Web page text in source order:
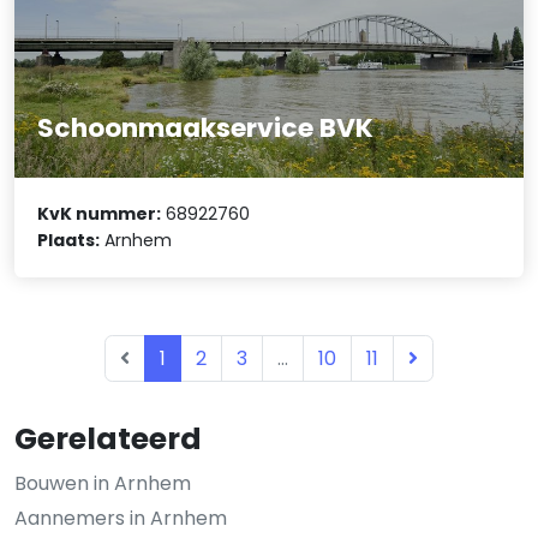
Gerelateerd
Bouwen in Arnhem
Aannemers in Arnhem
Schoonmaakservice BVK
KvK nummer: 68922760
Plaats: Arnhem
1 2 3 ... 10 11